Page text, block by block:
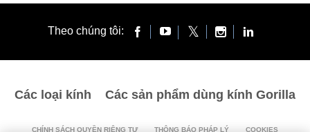
Theo chúng tôi:
Các loại kính Các sản phẩm dùng kính Gorilla
CHÍNH SÁCH QUYỀN RIÊNG TƯ THÔNG BÁO PHÁP LÝ COOKIES